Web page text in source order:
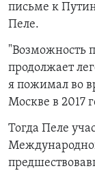
письме к
Пеле.
"Возможность
продолжает
я пожимал во
Москве в 2017
Тогда Пеле